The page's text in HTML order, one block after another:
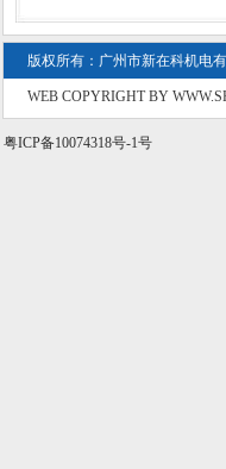
版权所有：广州市新在科机电
WEB COPYRIGHT BY
粤ICP备10074318号-1号